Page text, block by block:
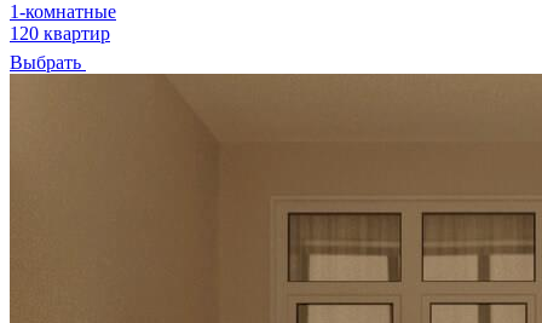
1-комнатные
120 квартир
Выбрать